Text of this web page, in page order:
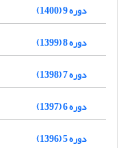
دوره 9 (1400)
دوره 8 (1399)
دوره 7 (1398)
دوره 6 (1397)
دوره 5 (1396)